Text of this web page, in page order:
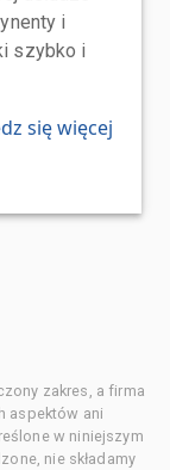
i
szybko i
się więcej
zakres, a firma
aspektów ani
w niniejszym
nie składamy